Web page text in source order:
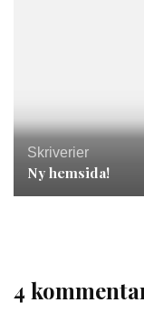
Skriverier
Ny hemsida!
4